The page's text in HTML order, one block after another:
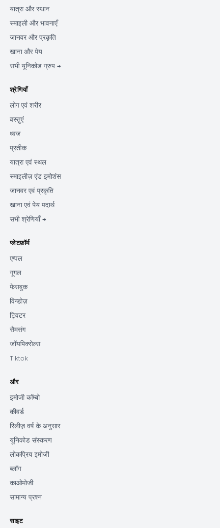
यात्रा और स्थान
स्माइली और भावनाएँ
जानवर और प्रकृति
खाना और पेय
सभी यूनिकोड ग्रुप →
श्रेणियाँ
लोग एवं शरीर
वस्तुएं
ध्वज
प्रतीक
यात्रा एवं स्थल
स्माइलीज़ एंड इमोशंस
जानवर एवं प्रकृति
खाना एवं पेय पदार्थ
सभी श्रेणियाँ →
प्लेटफ़ॉर्म
एप्पल
गूगल
फेसबुक
विन्डोज़
ट्विटर
सैमसंग
जॉयपिक्सेल्स
Tiktok
और
इमोजी कॉम्बो
कीवर्ड
रिलीज़ वर्ष के अनुसार
यूनिकोड संस्करण
लोकप्रिय इमोजी
ब्लॉग
काओमोजी
सामान्य प्रश्न
साइट